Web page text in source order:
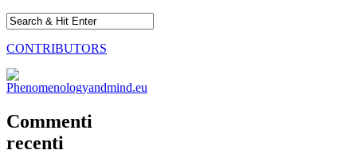
CONTRIBUTORS
Commenti
recenti